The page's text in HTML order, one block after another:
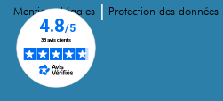
Mentions Légales | Protection des données